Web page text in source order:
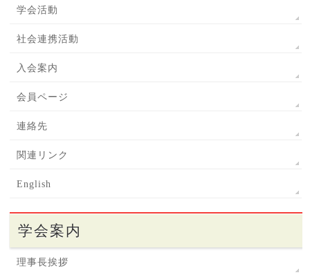
学会活動
社会連携活動
入会案内
会員ページ
連絡先
関連リンク
English
学会案内
理事長挨拶